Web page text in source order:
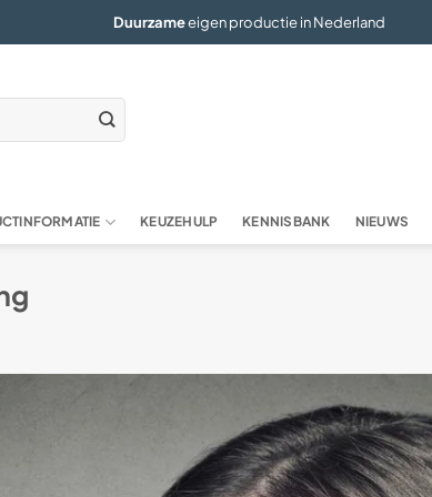
Duurzameeigen productie in Nederland
KEUZEHULP KENNISBANK NIEUWS